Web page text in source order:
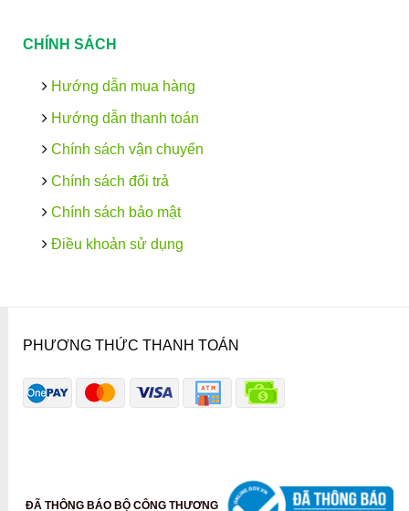
CHÍNH SÁCH
Hướng dẫn mua hàng
Hướng dẫn thanh toán
Chính sách vận chuyển
Chính sách đổi trả
Chính sách bảo mật
Điều khoản sử dụng
PHƯƠNG THỨC THANH TOÁN
ĐÃ THÔNG BÁO BỘ CÔNG THƯƠNG